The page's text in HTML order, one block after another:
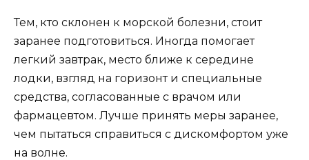
Тем, кто склонен к морской болезни, стоит
заранее подготовиться. Иногда помогает
легкий завтрак, место ближе к середине
лодки, взгляд на горизонт и специальные
средства, согласованные с врачом или
фармацевтом. Лучше принять меры заранее,
чем пытаться справиться с дискомфортом уже
на волне.